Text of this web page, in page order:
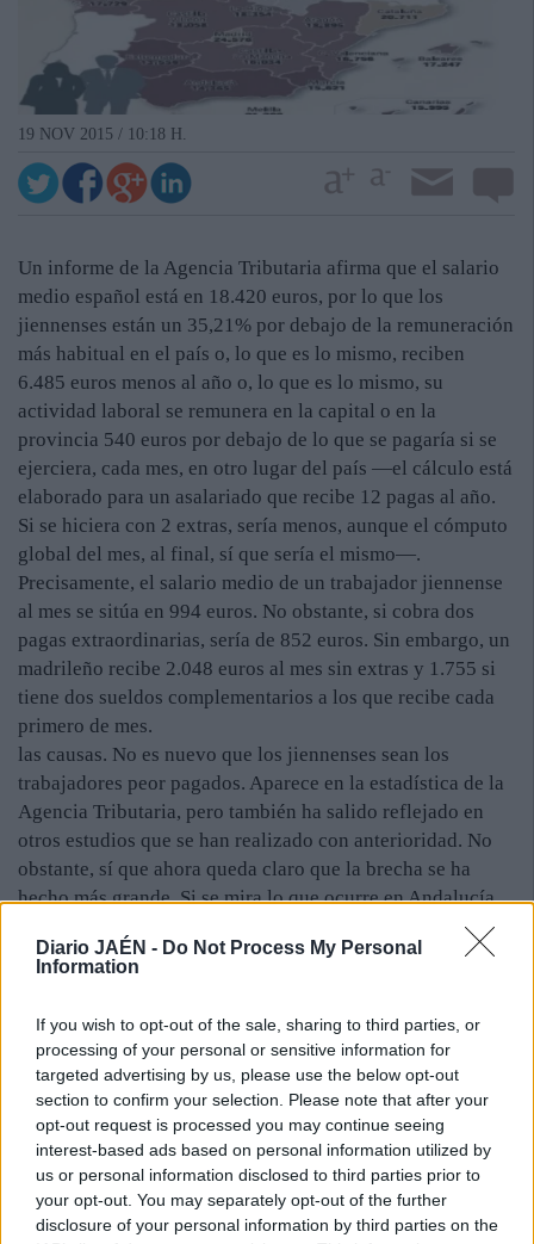
Diario JAÉN - Do Not Process My Personal
Information
If you wish to opt-out of the sale, sharing to third parties, or
processing of your personal or sensitive information for
targeted advertising by us, please use the below opt-out
section to confirm your selection. Please note that after your
opt-out request is processed you may continue seeing
interest-based ads based on personal information utilized by
us or personal information disclosed to third parties prior to
your opt-out. You may separately opt-out of the further
disclosure of your personal information by third parties on the
19 NOV 2015 / 10:18 H.
Un informe de la Agencia Tributaria afirma que el salario
medio español está en 18.420 euros, por lo que los
jiennenses están un 35,21% por debajo de la remuneración
más habitual en el país o, lo que es lo mismo, reciben
6.485 euros menos al año o, lo que es lo mismo, su
actividad laboral se remunera en la capital o en la
provincia 540 euros por debajo de lo que se pagaría si se
ejerciera, cada mes, en otro lugar del país —el cálculo está
elaborado para un asalariado que recibe 12 pagas al año.
Si se hiciera con 2 extras, sería menos, aunque el cómputo
global del mes, al final, sí que sería el mismo—.
Precisamente, el salario medio de un trabajador jiennense
al mes se sitúa en 994 euros. No obstante, si cobra dos
pagas extraordinarias, sería de 852 euros. Sin embargo, un
madrileño recibe 2.048 euros al mes sin extras y 1.755 si
tiene dos sueldos complementarios a los que recibe cada
primero de mes.
las causas. No es nuevo que los jiennenses sean los
trabajadores peor pagados. Aparece en la estadística de la
Agencia Tributaria, pero también ha salido reflejado en
otros estudios que se han realizado con anterioridad. No
obstante, sí que ahora queda claro que la brecha se ha
hecho más grande. Si se mira lo que ocurre en Andalucía,
parece muy similar a lo que ocurre aquí, aunque sí que se
ven provincias, como Sevilla, Cádiz y Málaga en las que
Esto es una grave “condena” que resulta muy difícil de
superar. Los trabajadores que cobran menos luego serán
pensionistas bastante pobres, ya que la “paga” de los
mayores están en función del sueldo. La falta de
competitividad de las empresas, la alta tasa de paro que
deja un mensaje velado de “este es el sueldo y, si no, en la
calle hay 20 dispuestos a cogerlo” y la enorme